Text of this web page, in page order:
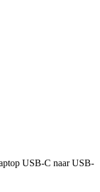
USB-C naar USB-